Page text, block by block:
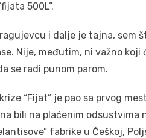
500L”.
i dalje je tajna, sem
Nije, međutim, ni važno koji
se radi punom parom.
“Fijat” je pao sa prvog
bili na plaćenim odsustvima
fabrike u Češkoj,